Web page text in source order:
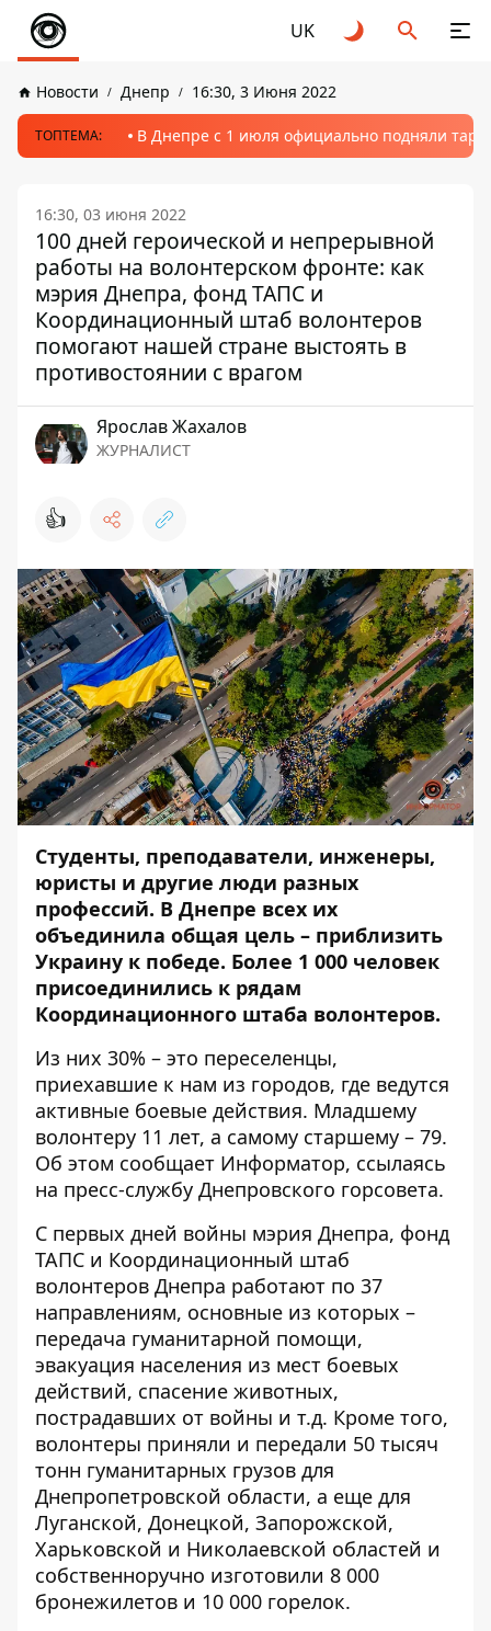
UK
Новости Днепр 16:30, 3 Июня 2022
ТОПТЕМА: В Днепре с 1 июля официально подняли
16:30, 03 июня 2022
100 дней героической и непрерывной
работы на волонтерском фронте: как
мэрия Днепра, фонд ТАПС и
Координационный штаб волонтеров
помогают нашей стране выстоять в
противостоянии с врагом
Ярослав Жахалов
ЖУРНАЛИСТ
👍
Студенты, преподаватели, инженеры,
юристы и другие люди разных
профессий. В Днепре всех их
объединила общая цель – приблизить
Украину к победе. Более 1 000 человек
присоединились к рядам
Координационного штаба волонтеров.
Из них 30% – это переселенцы,
приехавшие к нам из городов, где ведутся
активные боевые действия. Младшему
волонтеру 11 лет, а самому старшему – 79.
Об этом сообщает Информатор, ссылаясь
на пресс-службу Днепровского горсовета.
С первых дней войны мэрия Днепра, фонд
ТАПС и Координационный штаб
волонтеров Днепра работают по 37
направлениям, основные из которых –
передача гуманитарной помощи,
эвакуация населения из мест боевых
действий, спасение животных,
пострадавших от войны и т.д. Кроме того,
волонтеры приняли и передали 50 тысяч
тонн гуманитарных грузов для
Днепропетровской области, а еще для
Луганской, Донецкой, Запорожской,
Харьковской и Николаевской областей и
собственноручно изготовили 8 000
бронежилетов и 10 000 горелок.